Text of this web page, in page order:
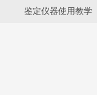
鉴定仪器使用教学